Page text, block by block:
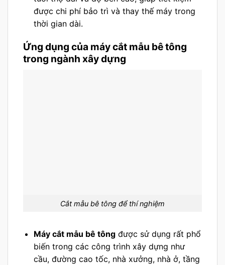
được chi phí bảo trì và thay thế máy trong
thời gian dài.
Ứng dụng của máy cắt mẫu bê tông
trong ngành xây dựng
Cắt mẫu bê tông để thí nghiệm
Máy cắt mẫu bê tôngđược sử dụng rất phổ
biến trong các công trình xây dựng như
cầu, đường cao tốc, nhà xưởng, nhà ở, tầng